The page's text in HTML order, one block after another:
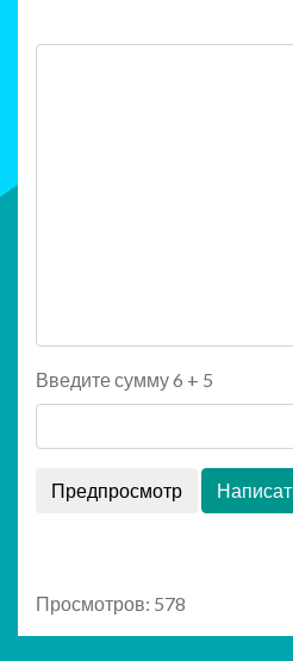
Введите сумму 6 + 5
Просмотров: 578